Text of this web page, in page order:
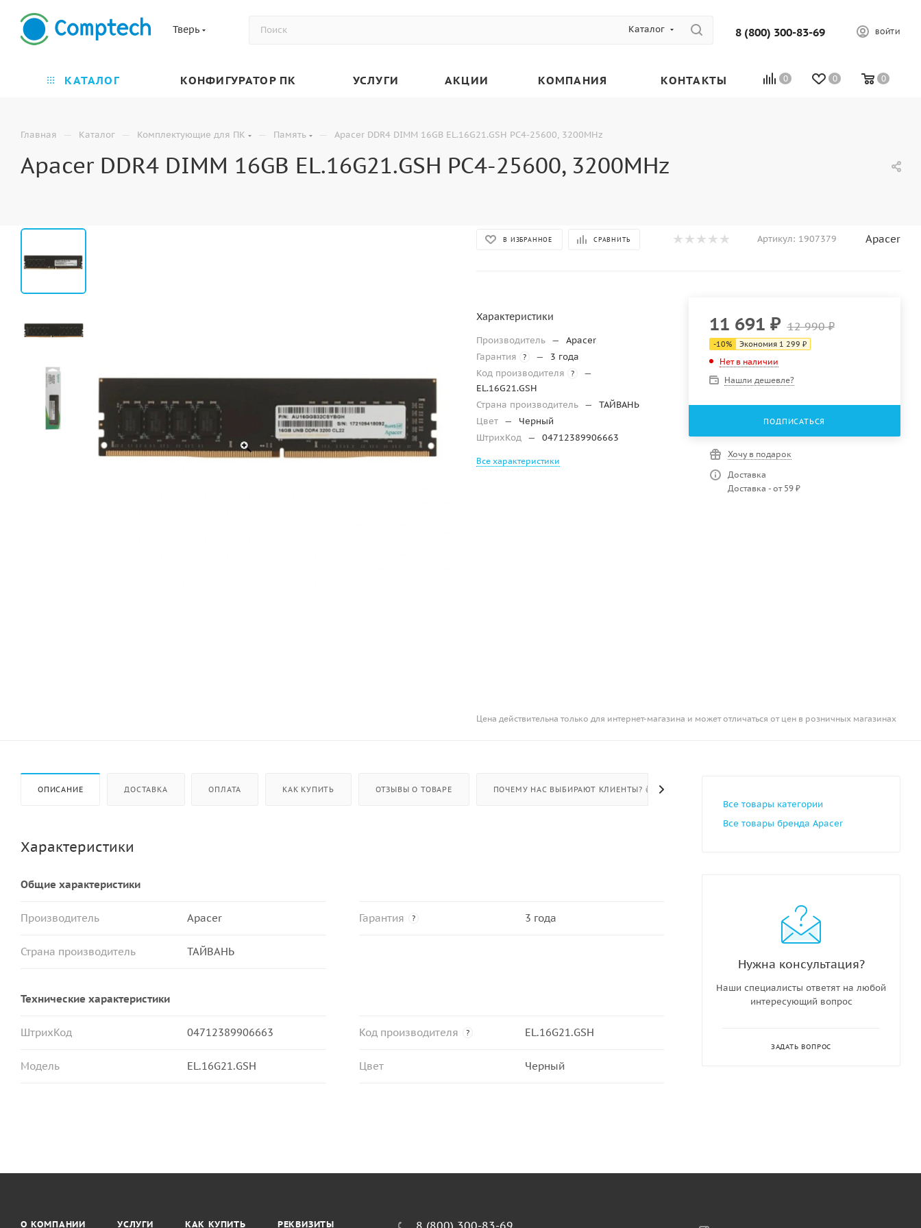
Тверь Каталог 8 (800) 300-83-69 ВОЙТИ
0 0 0
КАТАЛОГ КОНФИГУРАТОР ПК УСЛУГИ АКЦИИ КОМПАНИЯ КОНТАКТЫ
Главная — Каталог — Комплектующие для ПК — Память — Apacer DDR4 DIMM 16GB EL.16G21.GSH PC4-25600, 3200MHz
Apacer DDR4 DIMM 16GB EL.16G21.GSH PC4-25600, 3200MHz
В ИЗБРАННОЕ СРАВНИТЬ Артикул: 1907379 Apacer
Характеристики
Производитель —
Apacer
Гарантия
? —
3 года
Код производителя
?
—
EL.16G21.GSH
Страна производитель —
ТАЙВАНЬ
Цвет —
Черный
ШтрихКод — 04712389906663
Все характеристики
11 691 ₽ 12 990₽
-10% Экономия 1 299 ₽
Нет в наличии
Нашли дешевле?
ПОДПИСАТЬСЯ
Хочу в подарок
Доставка
Доставка - от 59 ₽
Цена действительна только для интернет-магазина и может отличаться от цен в розничных магазинах
ОПИСАНИЕ ДОСТАВКА ОПЛАТА КАК КУПИТЬ ОТЗЫВЫ О ТОВАРЕ ПОЧЕМУ НАС ВЫБИРАЮТ КЛИЕНТЫ? 👍
Характеристики
Общие характеристики
Производитель Apacer Гарантия ? 3 года
Страна производитель ТАЙВАНЬ
Технические характеристики
ШтрихКод 04712389906663 Код производителя ? EL.16G21.GSH
Модель EL.16G21.GSH Цвет Черный
Все товары категории
Все товары бренда Apacer
Нужна консультация?
Наши специалисты ответят на любой
интересующий вопрос
ЗАДАТЬ ВОПРОС
О КОМПАНИИ УСЛУГИ КАК КУПИТЬ РЕКВИЗИТЫ